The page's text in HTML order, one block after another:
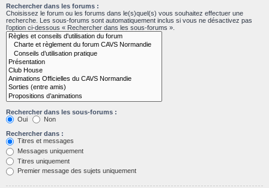
Rechercher dans les forums :
Choisissez le forum ou les forums dans le(s)quel(s) vous souhaitez effectuer une
recherche. Les sous-forums sont automatiquement inclus si vous ne désactivez pas
l’option ci-dessous « Rechercher dans les sous-forums ».
Rechercher dans les sous-forums :
Oui
Non
Rechercher dans :
Titres et messages
Messages uniquement
Titres uniquement
Premier message des sujets uniquement